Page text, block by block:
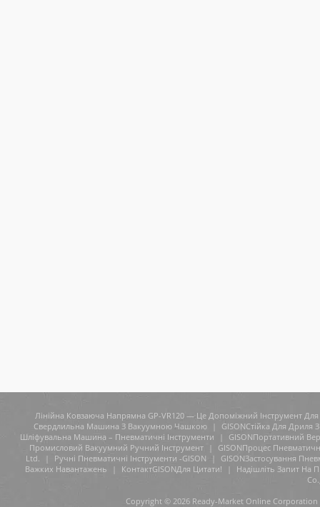
Лінійна Ковзаюча Напрямна GP-VR120 — Це Допоміжний Інструмент
Свердлильна Машина З Вакуумною Чашкою
|
GISONСтійка Для Дриля
Шліфувальна Машина – Пневматичні Інструменти
|
GISONПортативний
Промисловий Вакуумний Ручний Інструмент
|
GISONПроцес
Ltd.
| Ручні Пневматичні Інструменти -GISON |
GISONЗастосування
Важких Навантажень
| КонтактGISONДля Цитати! |
Надішліть Запит На
Copyright © 2026 Ready-Market Online